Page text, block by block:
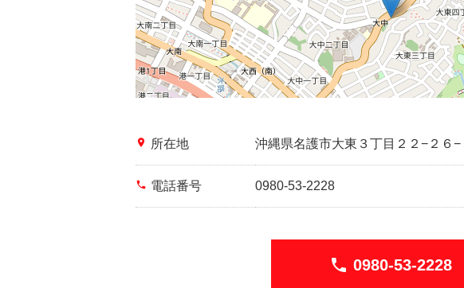
place 所在地 沖縄県名護市大東３丁目２２−２６−
phone 電話番号 0980-53-2228
phone 0980-53-2228